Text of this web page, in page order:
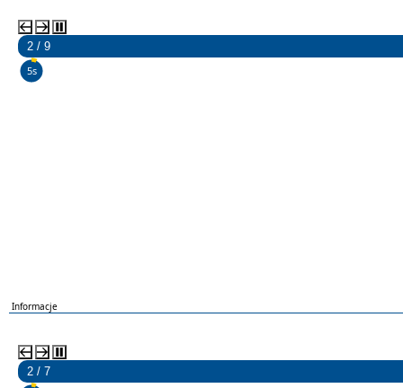
2 / 9
4s
Informacje
2 / 7